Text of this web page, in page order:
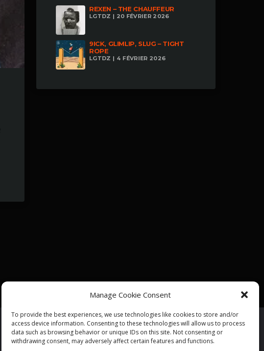
Manage Cookie Consent
To provide the best experiences, we use technologies like cookies to store and/or
access device information. Consenting to these technologies will allow us to process
data such as browsing behavior or unique IDs on this site. Not consenting or
withdrawing consent, may adversely affect certain features and functions.
REXEN – THE CHAUFFEUR
LGTDZ | 20 FÉVRIER 2026
9ICK, GLIMLIP, SLUG – TIGHT
ROPE
LGTDZ | 4 FÉVRIER 2026
ALPHA DIALLO - TOUS DROITS RESERVES